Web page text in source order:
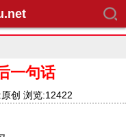
一句话
创 浏览:12422